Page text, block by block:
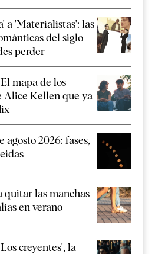
a 'Materialistas': las
del siglo
perder
mapa de los
Alice Kellen que ya
2026: fases,
quitar las manchas
en verano
creyentes', la